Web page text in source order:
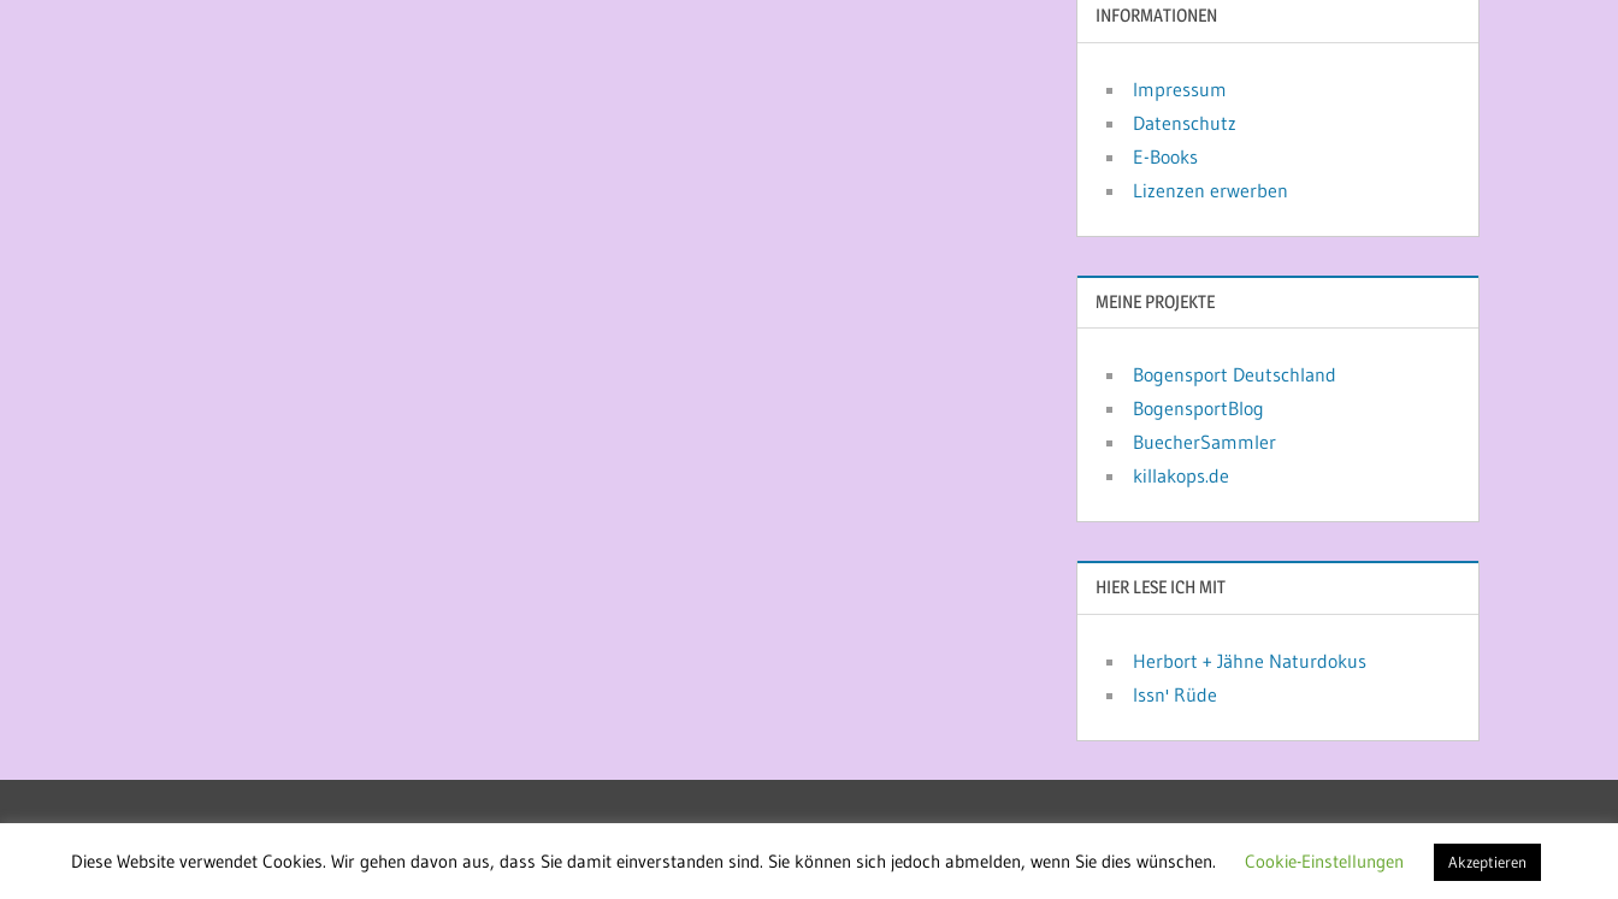
INFORMATIONEN
Impressum
Datenschutz
E-Books
Lizenzen erwerben
MEINE PROJEKTE
Bogensport Deutschland
BogensportBlog
BuecherSammler
killakops.de
HIER LESE ICH MIT
Herbort + Jähne Naturdokus
Issn' Rüde
Diese Website verwendet Cookies. Wir gehen davon aus, dass Sie damit einverstanden sind. Sie können sich jedoch abmelden, wenn Sie dies wünschen.
Cookie-Einstellungen Akzeptieren